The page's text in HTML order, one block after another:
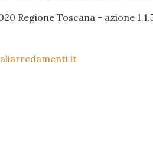
Regione Toscana - azione